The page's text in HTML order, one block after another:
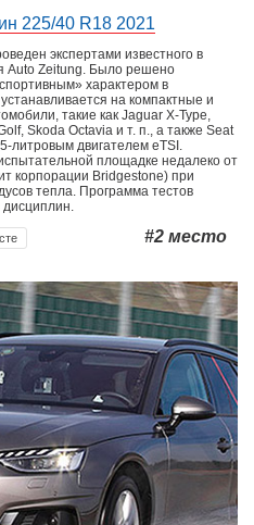
225/40 R18 2021
экспертами известного в
Auto Zeitung. Было решено
характером в
на компактные и
такие как Jaguar X-Type,
Skoda Octavia и т. п., а также Seat
литровым двигателем eTSI.
площадке недалеко от
корпорации Bridgestone) при
тепла. Программа тестов
#2 место